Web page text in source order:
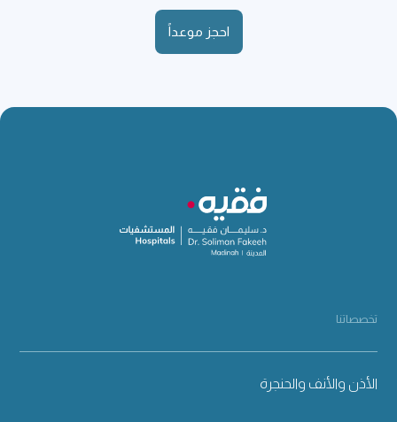
احجز موعداً
تخصصاتنا
الأذن والأنف والحنجرة